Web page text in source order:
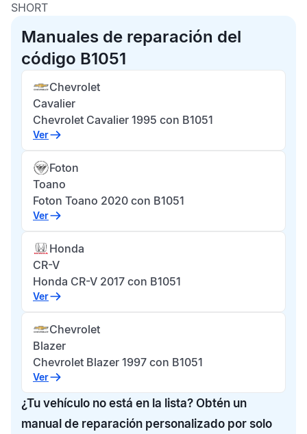
SHORT
Manuales de reparación del
código B1051
Chevrolet
Cavalier
Chevrolet Cavalier 1995 con B1051
Ver
Foton
Toano
Foton Toano 2020 con B1051
Ver
Honda
CR-V
Honda CR-V 2017 con B1051
Ver
Chevrolet
Blazer
Chevrolet Blazer 1997 con B1051
Ver
¿Tu vehículo no está en la lista? Obtén un
manual de reparación personalizado por solo